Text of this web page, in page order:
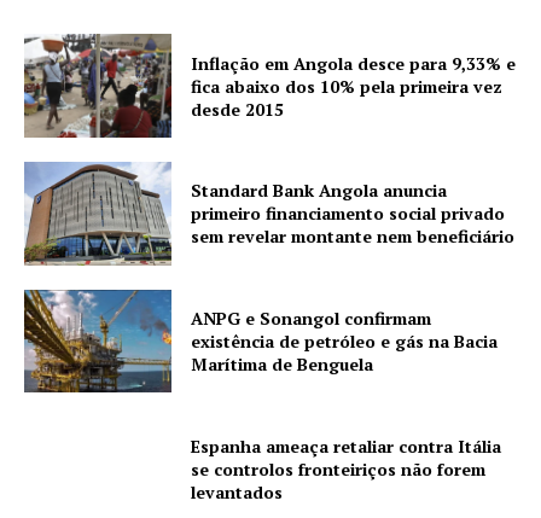
Inflação em Angola desce para 9,33% e
fica abaixo dos 10% pela primeira vez
desde 2015
Standard Bank Angola anuncia
primeiro financiamento social privado
sem revelar montante nem beneficiário
ANPG e Sonangol confirmam
existência de petróleo e gás na Bacia
Marítima de Benguela
Espanha ameaça retaliar contra Itália
se controlos fronteiriços não forem
levantados